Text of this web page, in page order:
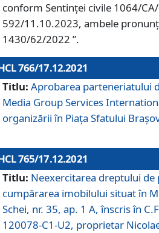
conform Sentinței civile 1064/
592/11.10.2023, ambele
1430/62/2022 ”.
766/17.12.2021
Titlu: Aprobarea parteneriatului
Media Group Services
organizării în Piața Sfatului
765/17.12.2021
Titlu: Neexercitarea dreptului
cumpărarea imobilului situat în
Schei, nr. 35, ap. 1 A, înscris în
120078-C1-U2, proprietar